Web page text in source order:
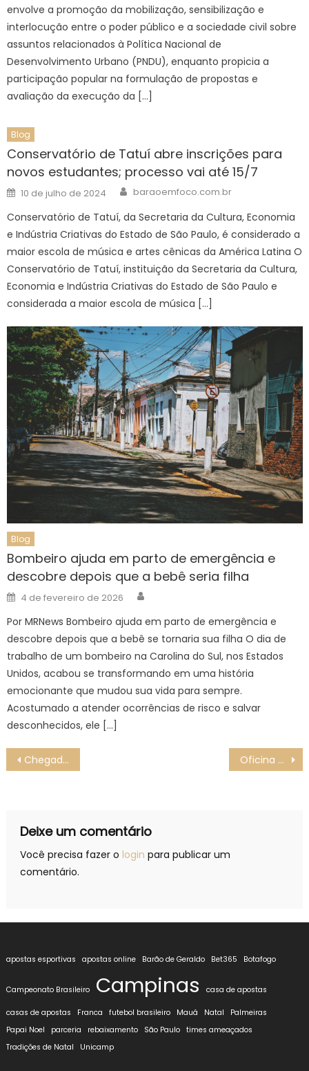
envolve a promoção da mobilização, sensibilização e
interlocução entre o poder público e a sociedade civil sobre
assuntos relacionados à Política Nacional de
Desenvolvimento Urbano (PNDU), enquanto propicia a
participação popular na formulação de propostas e
avaliação da execução da […]
Blog
Conservatório de Tatuí abre inscrições para
novos estudantes; processo vai até 15/7
Posted
on
10 de julho de 2024 Author
baraoemfoco.com.br
Conservatório de Tatuí, da Secretaria da Cultura, Economia
e Indústria Criativas do Estado de São Paulo, é considerado a
maior escola de música e artes cênicas da América Latina O
Conservatório de Tatuí, instituição da Secretaria da Cultura,
Economia e Indústria Criativas do Estado de São Paulo e
considerada a maior escola de música […]
Blog
Bombeiro ajuda em parto de emergência e
descobre depois que a bebê seria filha
Posted
on
4 de fevereiro de 2026
Por MRNews Bombeiro ajuda em parto de emergência e
descobre depois que a bebê se tornaria sua filha O dia de
trabalho de um bombeiro na Carolina do Sul, nos Estados
Unidos, acabou se transformando em uma história
emocionante que mudou sua vida para sempre.
Acostumado a atender ocorrências de risco e salvar
desconhecidos, ele […]
Navegação
de
Chegada das Bandeiras será retratada por desenhistas Oficina de Dobradura é realizada na Biblioteca Infantil de Sorocaba na próxima quarta-feira (31)
Deixe um comentário
Você precisa fazer o login para publicar um
comentário.
apostas esportivas apostas online Barão de Geraldo Bet365 Botafogo
Campeonato Brasileiro Campinas casa de apostas
casas de apostas Franca futebol brasileiro Mauá Natal
Palmeiras
Papai Noel
parceria rebaixamento São Paulo
times ameaçados
Tradições de Natal
Unicamp